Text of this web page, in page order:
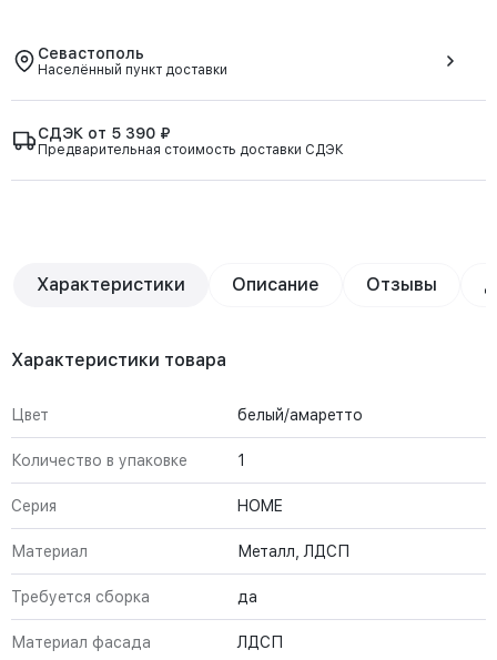
Севастополь
Населённый пункт доставки
СДЭК от 5 390 ₽
Предварительная стоимость доставки СДЭК
Характеристики Описание Отзывы
Характеристики товара
Цвет белый/амаретто
Количество в упаковке 1
Серия HOME
Материал Металл, ЛДСП
Требуется сборка да
Материал фасада ЛДСП